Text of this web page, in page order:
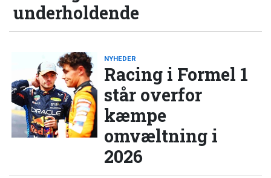
underholdende
NYHEDER
Racing i Formel 1
står overfor
kæmpe
omvæltning i
2026